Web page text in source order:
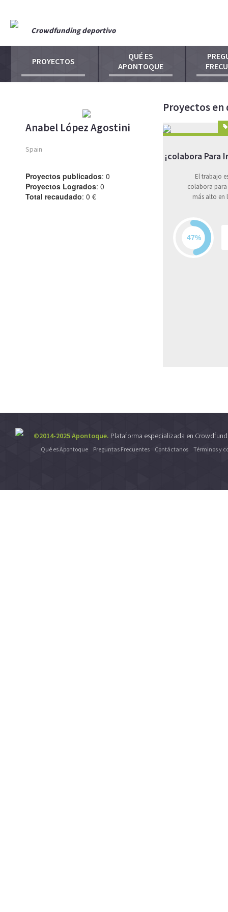
Crowdfunding deportivo
PROYECTOS
QUÉ ES
APONTOQUE
Anabel López Agostini
Spain
Proyectos publicados: 0
Proyectos Logrados: 0
Total recaudado: 0 €
Proyectos en
¡colabora Para
El trabajo
colabora para
más alto en
©2014-2025 Apontoque. Plataforma especializada en
Qué es Apontoque Preguntas Frecuentes Contáctanos Términos y